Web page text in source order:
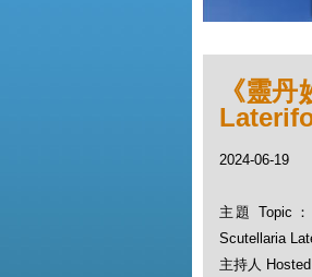
《靈
2024-06-19
主題 Topic
Scutellaria
主持人